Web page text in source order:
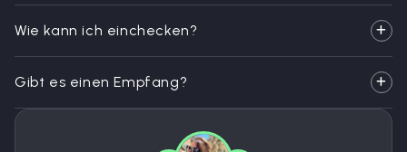
Wie kann ich einchecken?
Gibt es einen Empfang?